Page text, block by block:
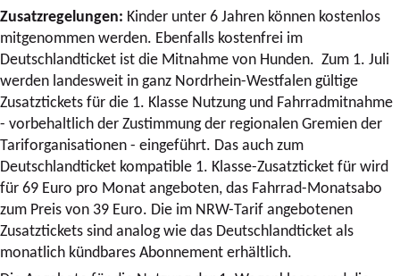
Zusatzregelungen: Kinder unter 6 Jahren können kostenlos
mitgenommen werden. Ebenfalls kostenfrei im
Deutschlandticket ist die Mitnahme von Hunden. Zum 1. Juli
werden landesweit in ganz Nordrhein-Westfalen gültige
Zusatztickets für die 1. Klasse Nutzung und Fahrradmitnahme
- vorbehaltlich der Zustimmung der regionalen Gremien der
Tariforganisationen - eingeführt. Das auch zum
Deutschlandticket kompatible 1. Klasse-Zusatzticket für wird
für 69 Euro pro Monat angeboten, das Fahrrad-Monatsabo
zum Preis von 39 Euro. Die im NRW-Tarif angebotenen
Zusatztickets sind analog wie das Deutschlandticket als
monatlich kündbares Abonnement erhältlich.